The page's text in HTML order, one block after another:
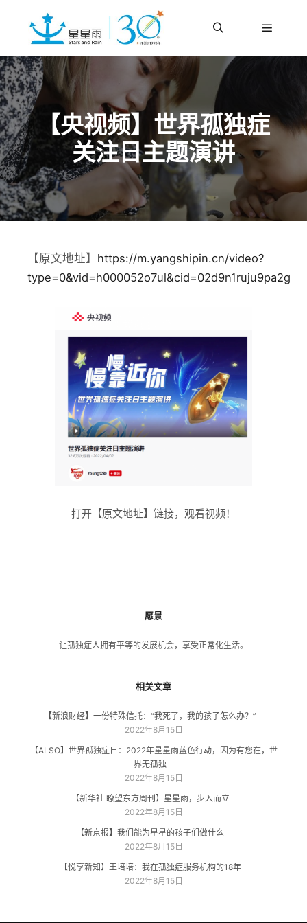
【央视频】世界孤独症
关注日主题演讲
【原文地址】 https://m.yangshipin.cn/video?
type=0&vid=h000052o7ul&cid=02d9n1ruju9pa2g
打开【原文地址】链接，观看视频！
愿景
让孤独症人拥有平等的发展机会，享受正常化生活。
相关文章
【新浪财经】一份特殊信托：“我死了，我的孩子怎么办？”
2022年8月15日
【ALSO】世界孤独症日：2022年星星雨蓝色行动，因为有您在，世
界无孤独
2022年8月15日
【新华社 瞭望东方周刊】星星雨，步入而立
2022年8月15日
【新京报】我们能为星星的孩子们做什么
2022年8月15日
【悦享新知】王培培：我在孤独症服务机构的18年
2022年8月15日